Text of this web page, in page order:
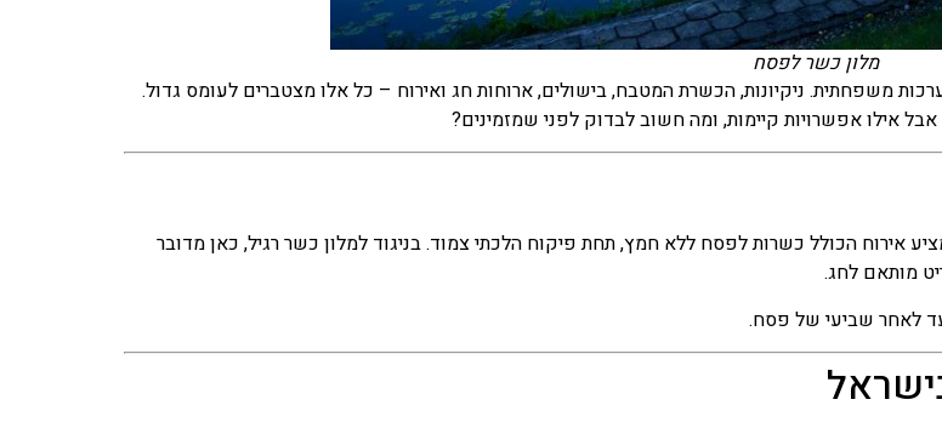
מלון כשר לפסח
משפחתית. ניקיונות, הכשרת המטבח, בישולים, ארוחות חג ואירוח – כל אלו מצטברים לעומס גדול.
אבל אילו אפשרויות קיימות, ומה חשוב לבדוק לפני שמזמינים?
הכולל כשרות לפסח ללא חמץ, תחת פיקוח הלכתי צמוד. בניגוד למלון כשר רגיל, כאן מדובר
מותאם לחג.
לאחר שביעי של פסח.